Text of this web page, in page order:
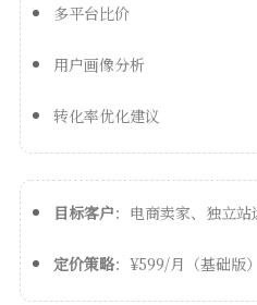
多平台比价
用户画像分析
转化率优化建议
目标客户：电商卖家、独立
定价策略：¥599/月（基础版